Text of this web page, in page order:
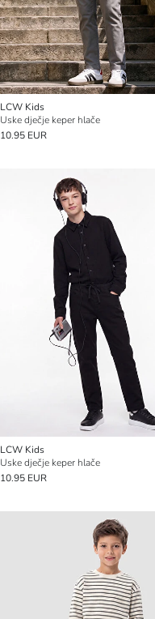
LCW Kids
Uske dječje keper hlače
10.95 EUR
LCW Kids
Uske dječje keper hlače
10.95 EUR